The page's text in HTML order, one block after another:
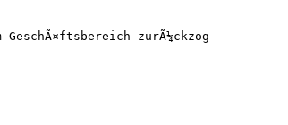
zurÃ¼ckzog